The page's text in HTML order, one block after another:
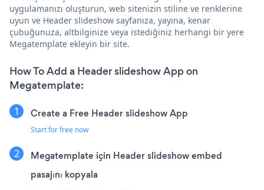
uygulamanızı oluşturun, web sitenizin stiline ve renklerine
uyun ve Header slideshow sayfanıza, yayına, kenar
çubuğunuza, altbilginize veya istediğiniz herhangi bir yere
Megatemplate ekleyin bir site.
How To Add a Header slideshow App on
Megatemplate:
Create a Free Header slideshow App
Start for free now
Megatemplate için Header slideshow embed
pasajını kopyala